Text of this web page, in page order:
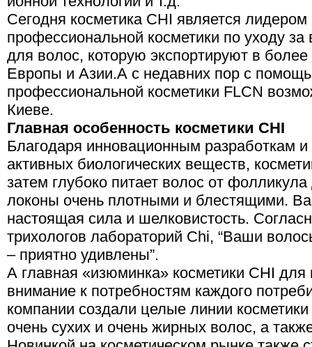
Сегодня косметика CHI является
профессиональной косметики по уходу
для волос, которую экспортируют в
Европы и Азии.А с недавних пор с
профессиональной косметики FLCN
Киеве.
Главная особенность косметики CHI
Благодаря инновационным разработкам
активных биологических веществ,
затем глубоко питает волос от
локоны очень плотными и блестящими.
настоящая сила и шелковистость.
трихологов лабораторий Chi, “Ваши
– приятно удивлены”.
А главная «изюминка» косметики CHI
внимание к потребностям каждого
компании создали целые линии
очень сухих и очень жирных волос, а